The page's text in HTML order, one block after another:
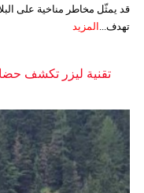
قد يمثّل مخاطر مناخية على
تهدف... المزيد
تقنية ليزر تكشف